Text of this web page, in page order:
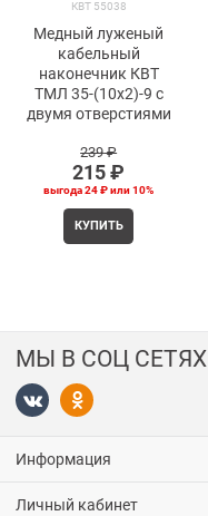
КВТ 55038
Медный луженый
кабельный
наконечник КВТ
ТМЛ 35-(10х2)-9 с
двумя отверстиями
239 ₽
215 ₽
выгода24 ₽или10%
КУПИТЬ
МЫ В СОЦ СЕТЯХ
Информация
Личный кабинет